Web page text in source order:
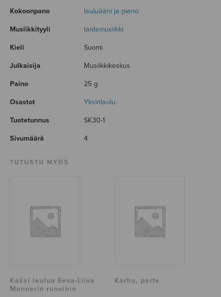
Kokoonpano lauluääni ja piano
Musiikkityyli taidemusiikki
Kieli Suomi
Julkaisija Musiikkikeskus
Paino 25 g
Osastot Yksinlaulu
Tuotetunnus SK30-1
Sivumäärä 4
TUTUSTU MYÖS
Kaksi laulua Eeva-Liisa
Mannerin runoihin
Karhu, parts